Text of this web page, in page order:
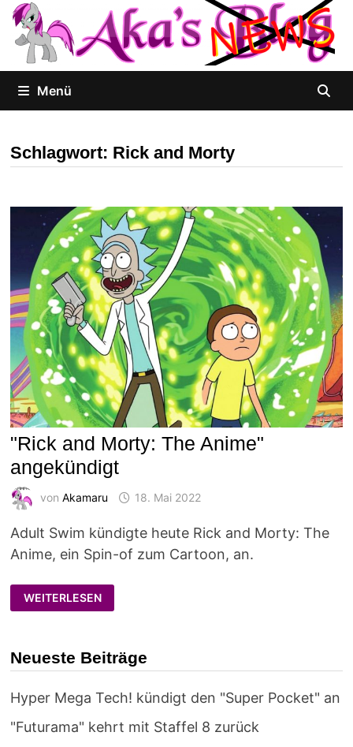
Zum
Inhalt
springen
Menü
Schlagwort: Rick and Morty
"Rick and Morty: The Anime"
angekündigt
von Akamaru 18. Mai 2022
Adult Swim kündigte heute Rick and Morty: The
Anime, ein Spin-of zum Cartoon, an.
"RICK
AND
MORTY:
WEITERLESEN
Neueste Beiträge
Hyper Mega Tech! kündigt den "Super Pocket" an
"Futurama" kehrt mit Staffel 8 zurück